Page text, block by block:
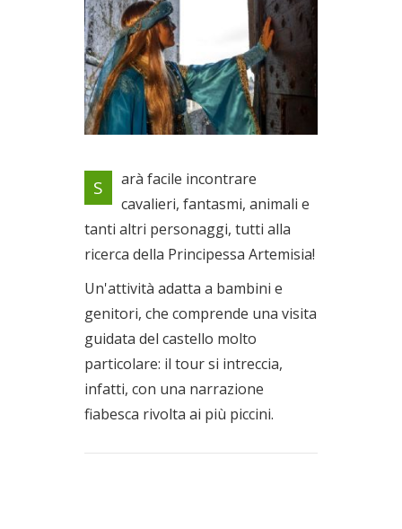
Personaggi magici e fantastici
animano le sale del castello di
Bracciano!
Dal 14/04/2019 al
24/04/2019
S
arà facile incontrare
cavalieri, fantasmi, animali e
tanti altri personaggi, tutti alla
ricerca della Principessa Artemisia!
Un'attività adatta a bambini e
genitori, che comprende una visita
guidata del castello molto
particolare: il tour si intreccia,
infatti, con una narrazione
fiabesca rivolta ai più piccini.